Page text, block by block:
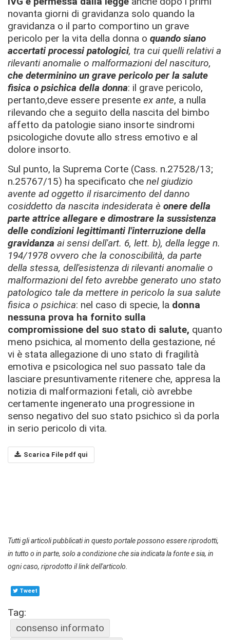
novanta giorni di gravidanza solo quando la
gravidanza o il parto comportino un grave
pericolo per la vita della donna o quando siano
accertati processi patologici, tra cui quelli relativi a
rilevanti anomalie o malformazioni del nascituro,
che determinino un grave pericolo per la salute
fisica o psichica della donna: il grave pericolo,
pertanto,deve essere presente ex ante, a nulla
rilevando che a seguito della nascita del bimbo
affetto da patologie siano insorte sindromi
psicologiche dovute allo stress emotivo e al
dolore insorto.
Sul punto, la Suprema Corte (Cass. n.27528/13;
n.25767/15) ha specificato che nel giudizio
avente ad oggetto il risarcimento del danno
cosiddetto da nascita indesiderata è onere della
parte attrice allegare e dimostrare la sussistenza
delle condizioni legittimanti l'interruzione della
gravidanza ai sensi dell'art. 6, lett. b), della legge n.
194/1978 ovvero che la conoscibilità, da parte
della stessa, dell'esistenza di rilevanti anomalie o
malformazioni del feto avrebbe generato uno stato
patologico tale da mettere in pericolo la sua salute
fisica o psichica: nel caso di specie, la donna
nessuna prova ha fornito sulla
compromissione del suo stato di salute, quanto
meno psichica, al momento della gestazione, né
vi è stata allegazione di uno stato di fragilità
emotiva e psicologica nel suo passato tale da
lasciare presuntivamente ritenere che, appresa la
notizia di malformazioni fetali, ciò avrebbe
certamente ingenerato una progressione in
senso negativo del suo stato psichico sì da porla
in serio pericolo di vita.
Scarica File pdf qui
Tutti gli articoli pubblicati in questo portale possono essere riprodotti,
in tutto o in parte, solo a condizione che sia indicata la fonte e sia, in
ogni caso, riprodotto il link dell'articolo.
Tweet
Tag:
consenso informato